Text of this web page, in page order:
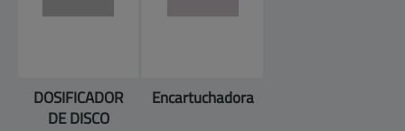
DOSIFICADOR
DE DISCO
Encartuchadora